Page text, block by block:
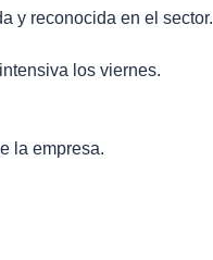
y reconocida en el sector.
los viernes.
la empresa.